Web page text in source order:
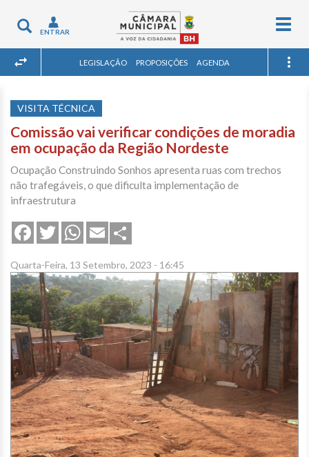
Toggle
navigation
ENTRAR
LEGISLAÇÃO PROPOSIÇÕES AGENDA
VISITA TÉCNICA
Comissão vai verificar condições de moradia
em ocupação da Região Nordeste
Ocupação Construindo Sonhos apresenta ruas com trechos
não trafegáveis, o que dificulta implementação de
infraestrutura
FacebookTwitterWhatsApp
Email
Quarta-Feira, 13 Setembro, 2023 - 16:45